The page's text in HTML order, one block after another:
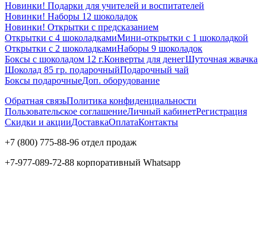
Новинки! Подарки для учителей и воспитателей
Новинки! Наборы 12 шоколадок
Новинки! Открытки с предсказанием
Открытки с 4 шоколадкамиМини-открытки с 1 шоколадкой
Открытки с 2 шоколадкамиНаборы 9 шоколадок
Боксы с шоколадом 12 г.Конверты для денегШуточная жвачка
Шоколад 85 гр. подарочныйПодарочный чай
Боксы подарочныеДоп. оборудование
Обратная связьПолитика конфиденциальности
Пользовательское соглашениеЛичный кабинетРегистрация
Скидки и акцииДоставкаОплатаКонтакты
+7 (800) 775-88-96 отдел продаж
+7-977-089-72-88 корпоративный Whatsapp